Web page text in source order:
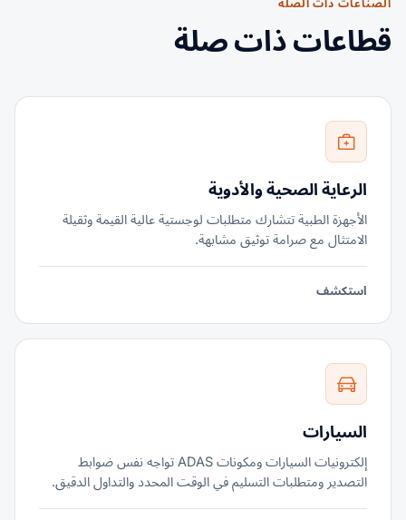
الصناعات ذات الصلة
قطاعات ذات صلة
الرعاية الصحية والأدوية
الأجهزة الطبية تتشارك متطلبات لوجستية عالية القيمة وثقيلة
الامتثال مع صرامة توثيق مشابهة.
استكشف
السيارات
إلكترونيات السيارات ومكونات ADAS تواجه نفس ضوابط
التصدير ومتطلبات التسليم في الوقت المحدد والتداول الدقيق.